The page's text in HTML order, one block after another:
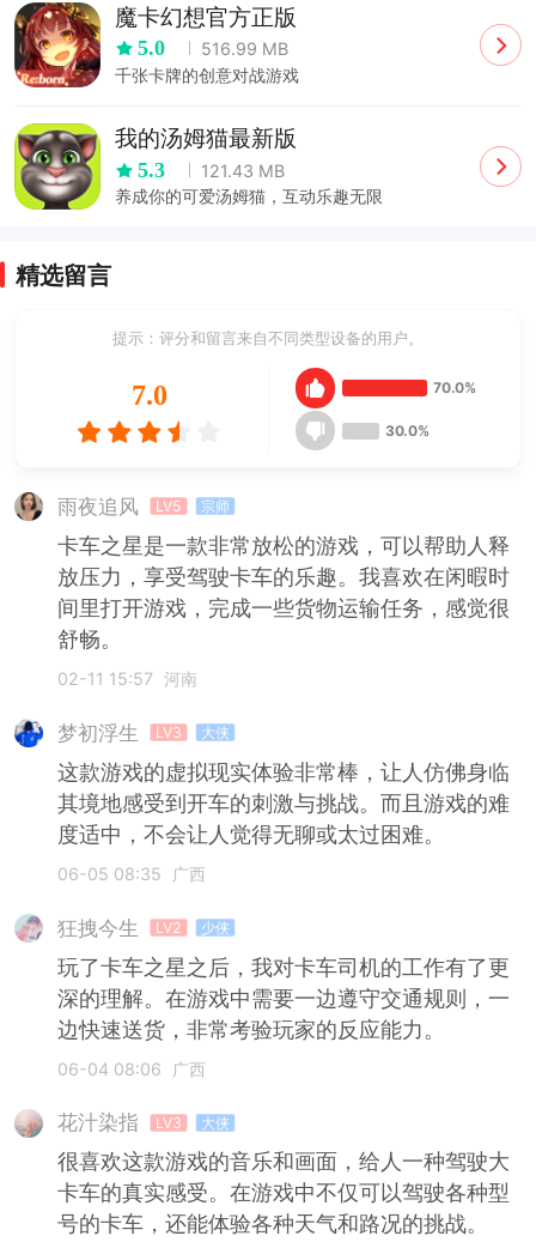
魔卡幻想官方正版
5.0
516.99 MB
千张卡牌的创意对战游戏
我的汤姆猫最新版
5.3
121.43 MB
养成你的可爱汤姆猫，互动乐趣无限
精选留言
提示：评分和留言来自不同类型设备的用户。
7.0 70.0%
30.0%
雨夜追风 LV5 宗师
卡车之星是一款非常放松的游戏，可以帮助人释
放压力，享受驾驶卡车的乐趣。我喜欢在闲暇时
间里打开游戏，完成一些货物运输任务，感觉很
舒畅。
02-11 15:57 河南
梦初浮生 LV3 大侠
这款游戏的虚拟现实体验非常棒，让人仿佛身临
其境地感受到开车的刺激与挑战。而且游戏的难
度适中，不会让人觉得无聊或太过困难。
06-05 08:35 广西
狂拽今生 LV2 少侠
玩了卡车之星之后，我对卡车司机的工作有了更
深的理解。在游戏中需要一边遵守交通规则，一
边快速送货，非常考验玩家的反应能力。
06-04 08:06 广西
花汁染指 LV3 大侠
很喜欢这款游戏的音乐和画面，给人一种驾驶大
卡车的真实感受。在游戏中不仅可以驾驶各种型
号的卡车，还能体验各种天气和路况的挑战。